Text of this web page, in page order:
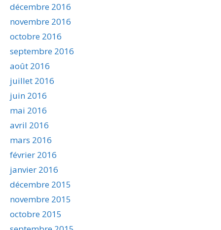
décembre 2016
novembre 2016
octobre 2016
septembre 2016
août 2016
juillet 2016
juin 2016
mai 2016
avril 2016
mars 2016
février 2016
janvier 2016
décembre 2015
novembre 2015
octobre 2015